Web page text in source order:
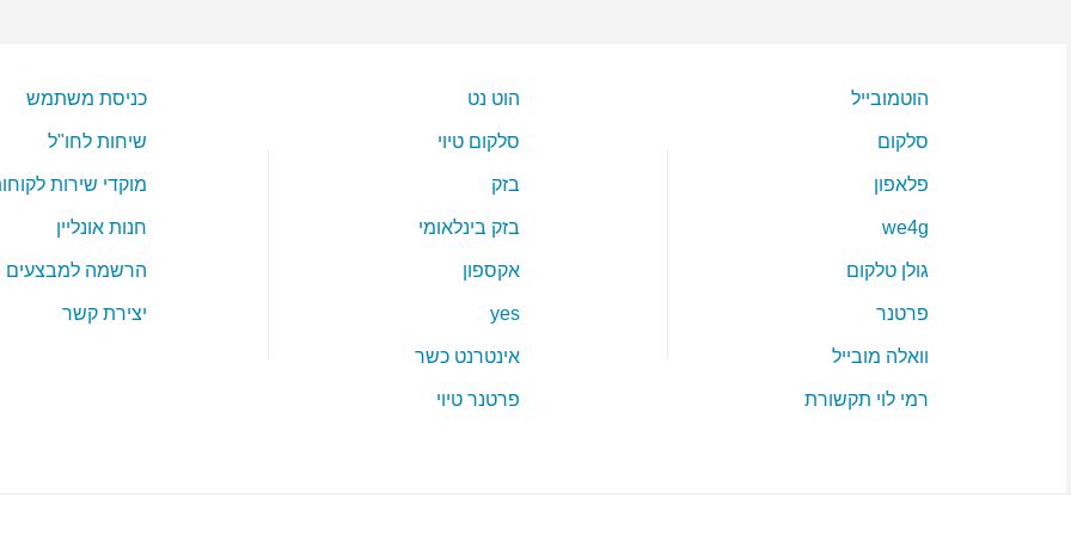
הוטמובייל
סלקום
פלאפון
we4g
גולן טלקום
פרטנר
וואלה מובייל
רמי לוי תקשורת
הוט נט
סלקום טיוי
בזק
בזק בינלאומי
אקספון
yes
אינטרנט כשר
פרטנר טיוי
כניסת משתמש
שיחות לחו"ל
מוקדי שירות
חנות אונליין
הרשמה למבצעים
יצירת קשר